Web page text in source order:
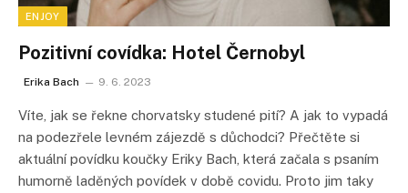
ENJOY
Pozitivní covídka: Hotel Černobyl
Erika Bach 9. 6. 2023
Víte, jak se řekne chorvatsky studené pití? A jak to vypadá
na podezřele levném zájezdě s důchodci? Přečtěte si
aktuální povídku koučky Eriky Bach, která začala s psaním
humorně laděných povídek v době covidu. Proto jim taky